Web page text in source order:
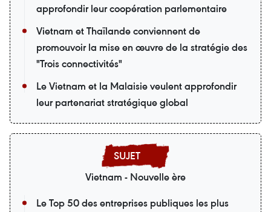
approfondir leur coopération parlementaire
Vietnam et Thaïlande conviennent de
promouvoir la mise en œuvre de la stratégie des
"Trois connectivités"
Le Vietnam et la Malaisie veulent approfondir
leur partenariat stratégique global
Vietnam - Nouvelle ère
Le Top 50 des entreprises publiques les plus